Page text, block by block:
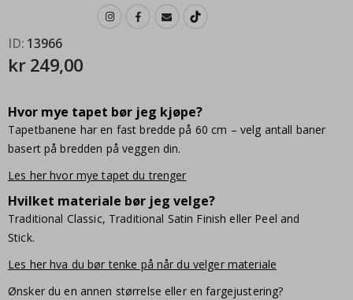
ID 13966
kr 249,00
Hvor mye tapet bør jeg kjøpe?
Tapetbanene har en fast bredde på 60 cm – velg antall baner
basert på bredden på veggen din.
Les her hvor mye tapet du trenger
Hvilket materiale bør jeg velge?
Traditional Classic, Traditional Satin Finish eller Peel and
Stick.
Les her hva du bør tenke på når du velger materiale
Ønsker du en annen størrelse eller en fargejustering?